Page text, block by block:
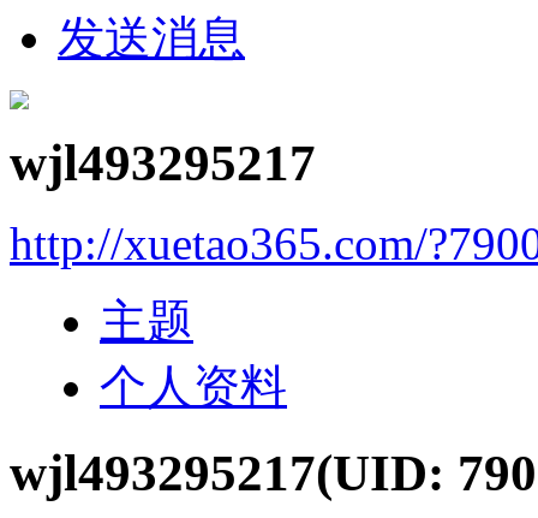
发送消息
wjl493295217
http://xuetao365.com/
主题
个人资料
wjl493295217(UID: